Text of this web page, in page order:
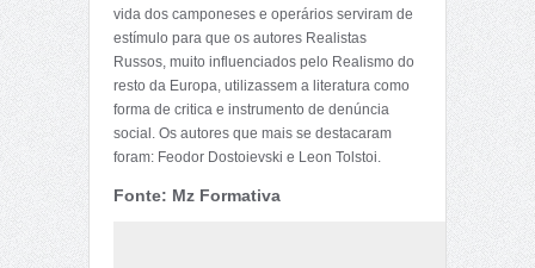
vida dos camponeses e operários serviram de
estímulo para que os autores Realistas
Russos, muito influenciados pelo Realismo do
resto da Europa, utilizassem a literatura como
forma de critica e instrumento de denúncia
social. Os autores que mais se destacaram
foram: Feodor Dostoievski e Leon Tolstoi.
Fonte: Mz Formativa